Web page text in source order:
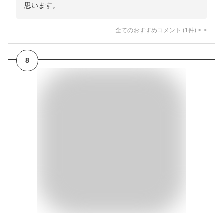
思います。
全てのおすすめコメント (1 件) >
8